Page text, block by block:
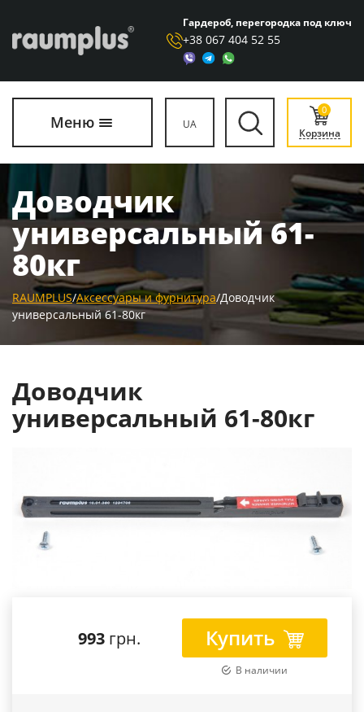
Гардероб, перегородка под ключ
+38 067 404 52 55
Меню UA
0
Корзина
Доводчик
универсальный 61-
80кг
RAUMPLUS/Аксессуары и фурнитура/Доводчик
универсальный 61-80кг
Доводчик
универсальный 61-80кг
993 грн. Купить
В наличии